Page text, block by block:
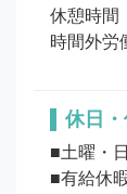
休憩時間
時間外労
休日
■土曜・
■有給休